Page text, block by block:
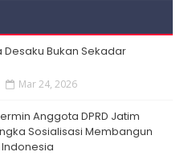
Desaku Bukan Sekadar
Mar 24, 2026
Anggota DPRD Jatim
Sosialisasi Membangun